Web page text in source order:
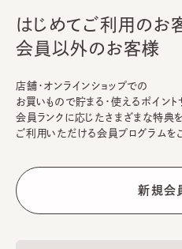
はじめてご利用のお
会員以外のお客様
店舗・オンラインショップでの
お買いもので貯まる・使えるポイント
会員ランクに応じたさまざまな特典を
ご利用いただける会員プログラムを